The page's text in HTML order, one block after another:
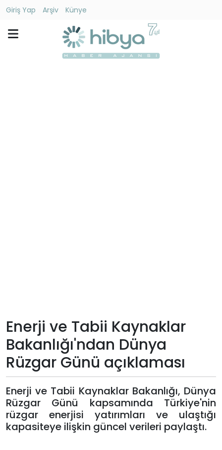
Giriş Yap Arşiv
Künye
Künye
Giriş
Yap
Enerji ve Tabii Kaynaklar
Bakanlığı'ndan Dünya
Rüzgar Günü açıklaması
Enerji ve Tabii Kaynaklar Bakanlığı, Dünya
Rüzgar Günü kapsamında Türkiye'nin
rüzgar enerjisi yatırımları ve ulaştığı
kapasiteye ilişkin güncel verileri paylaştı.